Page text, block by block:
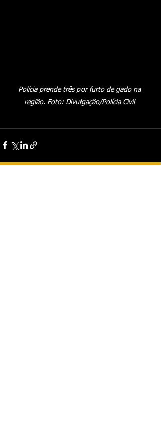
Polícia prende três por furto de gado na
região. Foto: Divulgação/Polícia Civil